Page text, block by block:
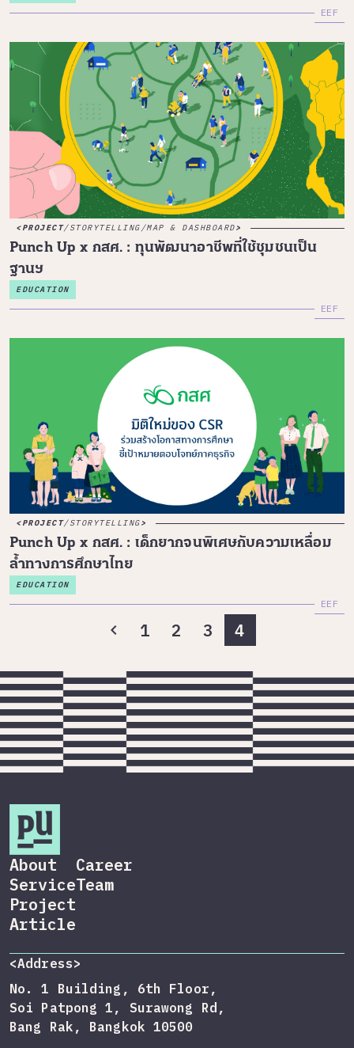
EEF
PROJECT/STORYTELLING/MAP & DASHBOARD
Punch Up x กสศ. : ทุนพัฒนาอาชีพที่ใช้ชุมชนเป็น
ฐานฯ
EDUCATION
EEF
PROJECT/STORYTELLING
Punch Up x กสศ. : เด็กยากจนพิเศษกับความเหลื่อม
ล้ำทางการศึกษาไทย
EDUCATION
EEF
chevron_left 1 2 3 4
About
Service
Project
Article
Career
Team
<Address>
No. 1 Building, 6th Floor,
Soi Patpong 1, Surawong Rd,
Bang Rak, Bangkok 10500